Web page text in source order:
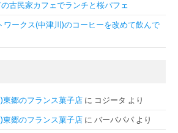
の古民家カフェでランチと桜パフェ
ワークス(中津川)のコーヒーを改めて飲んで
東郷のフランス菓子店 に コジータ より
東郷のフランス菓子店 に バーバパパ より